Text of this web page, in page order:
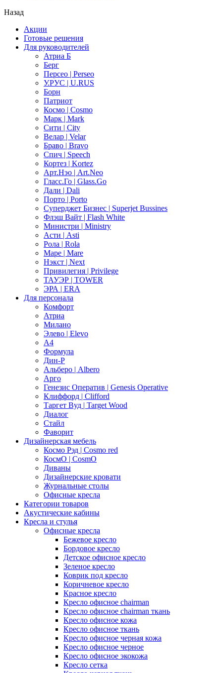
Назад
Акции
Готовые решения
Для руководителей
Атриа Б
Берг
Персео | Perseo
У.РУС | U.RUS
Борн
Патриот
Космо | Cosmo
Марк | Mark
Сити | City
Велар | Velar
Браво | Bravo
Спич | Speech
Кортез | Kortez
Арт.Нэо | Art.Neo
Гласс.Го | Glass.Go
Дали | Dali
Порто | Porto
Суперджет Бизнес | Superjet Bussines
Флэш Вайт | Flash White
Министри | Ministry
Асти | Asti
Рола | Rola
Маре | Mare
Нэкст | Next
Привилегия | Privilege
ТАУЭР | TOWER
ЭРА | ERA
Для персонала
Комфорт
Атриа
Милано
Элево | Elevo
А4
Формула
Дин-Р
Альберо | Albero
Арго
Генезис Оператив | Genesis Operative
Клиффорд | Clifford
Таргет Вуд | Target Wood
Диалог
Стайл
Фаворит
Дизайнерская мебель
Космо Рэд | Cosmo red
КосмО | CosmO
Диваны
Дизайнерские кровати
Журнальные столы
Офисные кресла
Категории товаров
Акустические кабины
Кресла и стулья
Офисные кресла
Бежевое кресло
Бордовое кресло
Детское офисное кресло
Зеленое кресло
Коврик под кресло
Коричневое кресло
Красное кресло
Кресло офисное chairman
Кресло офисное chairman ткань
Кресло офисное кожа
Кресло офисное ткань
Кресло офисное черная кожа
Кресло офисное черное
Кресло офисное экокожа
Кресло сетка